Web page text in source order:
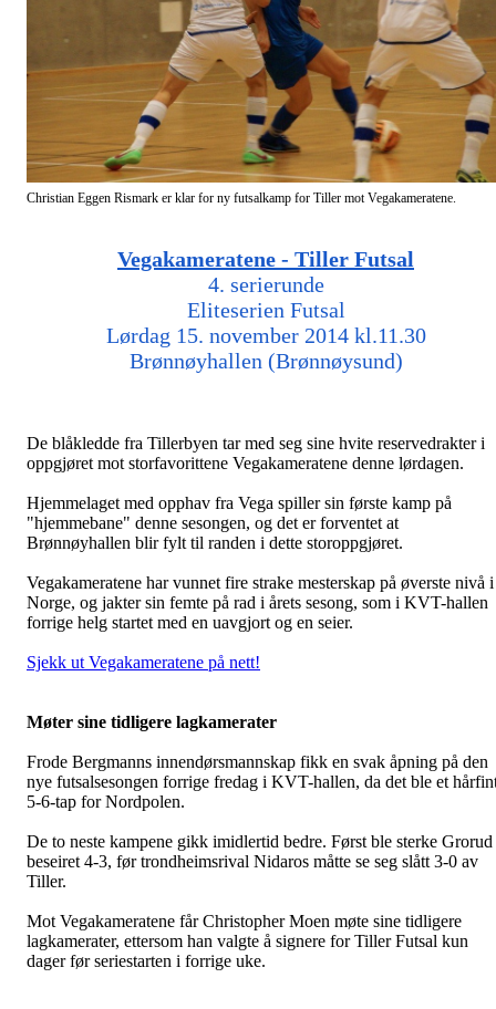
Christian Eggen Rismark er klar for ny futsalkamp for Tiller mot Vegakameratene.
Vegakameratene - Tiller Futsal
4. serierunde
Eliteserien Futsal
Lørdag 15. november 2014 kl.11.30
Brønnøyhallen (Brønnøysund)
De blåkledde fra Tillerbyen tar med seg sine hvite reservedrakter i
oppgjøret mot storfavorittene Vegakameratene denne lørdagen.
Hjemmelaget med opphav fra Vega spiller sin første kamp på
"hjemmebane" denne sesongen, og det er forventet at
Brønnøyhallen blir fylt til randen i dette storoppgjøret.
Vegakameratene har vunnet fire strake mesterskap på øverste nivå i
Norge, og jakter sin femte på rad i årets sesong, som i KVT-hallen
forrige helg startet med en uavgjort og en seier.
Sjekk ut Vegakameratene på nett!
Møter sine tidligere lagkamerater
Frode Bergmanns innendørsmannskap fikk en svak åpning på den
nye futsalsesongen forrige fredag i KVT-hallen, da det ble et
5-6-tap for Nordpolen.
De to neste kampene gikk imidlertid bedre. Først ble sterke Grorud
beseiret 4-3, før trondheimsrival Nidaros måtte se seg slått 3-0 av
Tiller.
Mot Vegakameratene får Christopher Moen møte sine tidligere
lagkamerater, ettersom han valgte å signere for Tiller Futsal kun
dager før seriestarten i forrige uke.